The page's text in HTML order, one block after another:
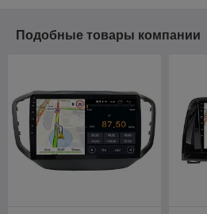
Подобные товары компании